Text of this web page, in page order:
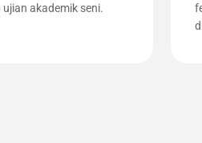
akademik seni.